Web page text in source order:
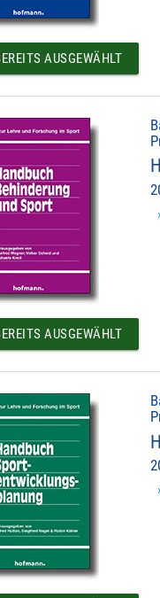
AUSGEWÄHLT
AUSGEWÄHLT